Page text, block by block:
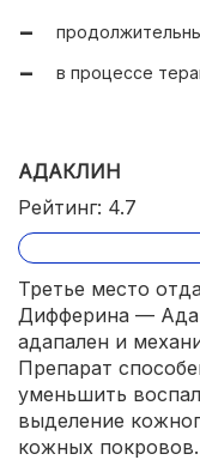
в процессе
АДАКЛИН
Рейтинг: 4.7
Третье место
Дифферина —
адапален и
Препарат
уменьшить
выделение
кожных покровов.